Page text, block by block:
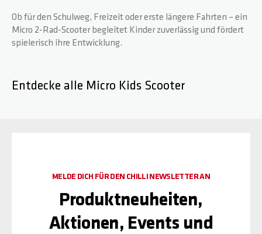
Ob für den Schulweg, Freizeit oder erste längere Fahrten – ein
Micro 2-Rad-Scooter begleitet Kinder zuverlässig und fördert
spielerisch ihre Entwicklung.
Entdecke alle Micro Kids Scooter
MELDE DICH FÜR DEN CHILLI NEWSLETTER AN
Produktneuheiten,
Aktionen, Events und